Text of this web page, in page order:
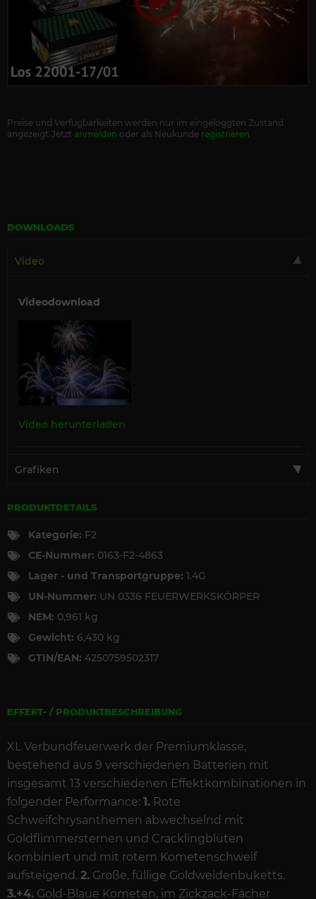
Preise und Verfügbarkeiten werden nur im eingeloggten Zustand
angezeigt.Jetzt anmelden oder als Neukunde registrieren
DOWNLOADS
Video
Videodownload
Video herunterladen
Grafiken
PRODUKTDETAILS
Kategorie: F2
CE-Nummer: 0163-F2-4863
Lager - und Transportgruppe: 1.4G
UN-Nummer: UN 0336 FEUERWERKSKÖRPER
NEM: 0,961 kg
Gewicht: 6,430 kg
GTIN/EAN: 4250759502317
EFFEKT- / PRODUKTBESCHREIBUNG
XL Verbundfeuerwerk der Premiumklasse,
bestehend aus 9 verschiedenen Batterien mit
insgesamt 13 verschiedenen Effektkombinationen in
folgender Performance: 1. Rote
Schweifchrysanthemen abwechselnd mit
Goldflimmersternen und Cracklingblüten
kombiniert und mit rotem Kometenschweif
aufsteigend. 2. Große, füllige Goldweidenbuketts.
3.+4. Gold-Blaue Kometen, im Zickzack-Fächer